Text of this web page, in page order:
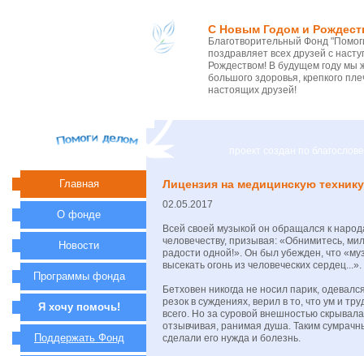
С Новым Годом и
Благотворительный Фонд
поздравляет всех друзей с
Рождеством! В будущем году
большого здоровья, крепкого
настоящих друзей!
проект создан по
Лицензия на медицинскую технику
02.05.2017
Всей своей музыкой он обращался к
человечеству, призывая: «Обнимитесь,
радости одной!». Он был убежден, что
высекать огонь из человеческих сердец...».
Бетховен никогда не носил парик,
резок в суждениях, верил в то, что ум и
всего. Но за суровой внешностью
отзывчивая, ранимая душа. Таким
сделали его нужда и болезнь.
Главная
О фонде
Новости
Программы фонда
Я хочу помочь!
Поддержать Фонд